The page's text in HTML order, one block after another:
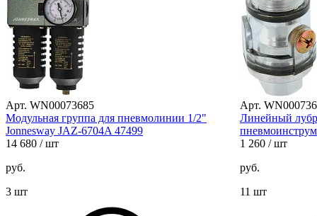
Арт. WN00073685
Модульная группа для пневмолинии 1/2"
Jonnesway JAZ-6704A 47499
14 680 / шт
руб.
3 шт
Арт.
Линейный
1 260 / шт
руб.
11 шт